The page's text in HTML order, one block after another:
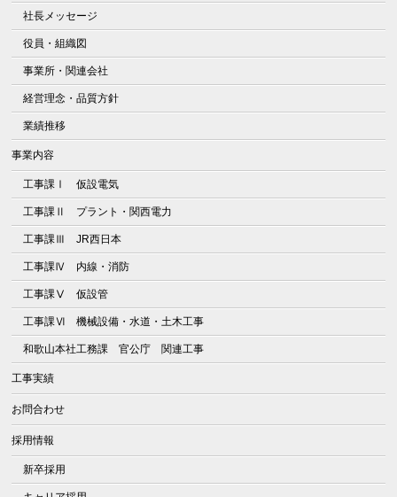
社長メッセージ
役員・組織図
事業所・関連会社
経営理念・品質方針
業績推移
事業内容
工事課Ⅰ 仮設電気
工事課Ⅱ プラント・関西電力
工事課Ⅲ JR西日本
工事課Ⅳ 内線・消防
工事課Ⅴ 仮設管
工事課Ⅵ 機械設備・水道・土木工事
和歌山本社工務課 官公庁 関連工事
工事実績
お問合わせ
採用情報
新卒採用